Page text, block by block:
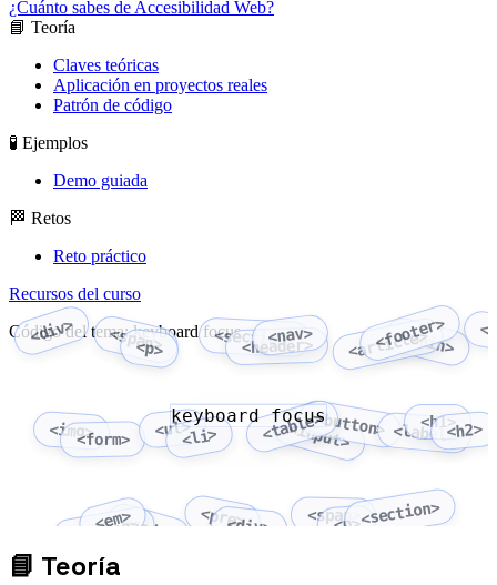
¿Cuánto sabes de Accesibilidad Web?
📘 Teoría
Claves teóricas
Aplicación en proyectos reales
Patrón de código
🧪 Ejemplos
Demo guiada
🏁 Retos
Reto práctico
Recursos del curso
Código del tema: keyboard focus
<div> <span>
<p>
<section>
<header>
<nav> <article>
<footer>
<main>
<img><form>
<ul><li> <table>
<input>
<button> <label>
<h1><h2>
<strong>
<em><code> <pre><div> <span>
<p><section>
keyboard focus
📘 Teoría